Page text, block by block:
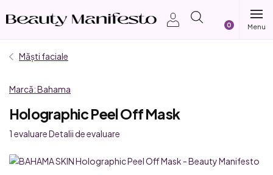
Măști faciale
Marcă:Bahama
Holographic Peel Off Mask
Evaluarea
a
1 evaluareDetalii de evaluare